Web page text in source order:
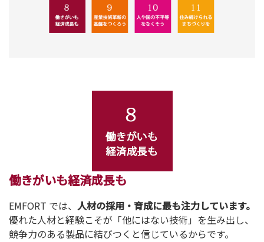
働きがいも経済成長も
EMFORT では、 人材の採用・育成に最も注力しています。
優れた人材と経験こそが「他にはない技術」を生み出し、
競争力のある製品に結びつくと信じているからです。